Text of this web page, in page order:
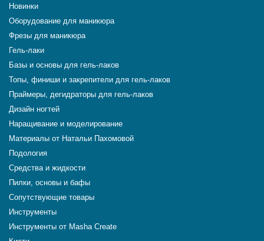
Новинки
Оборудование для маникюра
Фрезы для маникюра
Гель-лаки
Базы и основы для гель-лаков
Топы, финиши и закрепители для гель-лаков
Праймеры, дегидраторы для гель-лаков
Дизайн ногтей
Наращивание и моделирование
Материалы от Натальи Пахомовой
Подология
Средства и жидкости
Пилки, основы и бафы
Сопутствующие товары
Инструменты
Инструменты от Masha Create